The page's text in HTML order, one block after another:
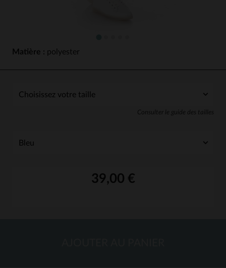
Matière : polyester
Consulter le guide des tailles
39,00 €